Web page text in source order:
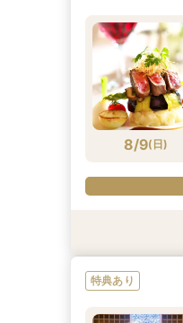
8/8(土)
8/8(土)
8/9( 日)
特典あり